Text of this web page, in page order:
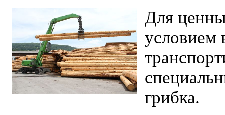
Для
условием
грибка.